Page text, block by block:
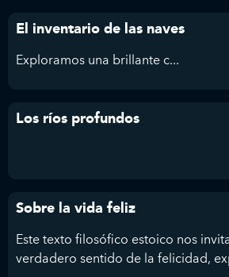
El inventario de las naves
Exploramosuna brillante c...
Los ríos profundos
Sobre la vida feliz
Este texto filosófico estoico nos
verdadero sentido de la felicidad,